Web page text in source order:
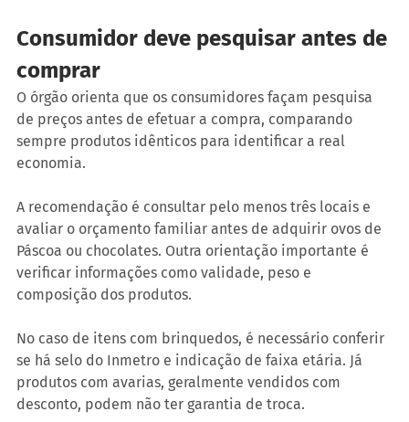
Consumidor deve pesquisar antes de
comprar
O órgão orienta que os consumidores façam pesquisa
de preços antes de efetuar a compra, comparando
sempre produtos idênticos para identificar a real
economia.
A recomendação é consultar pelo menos três locais e
avaliar o orçamento familiar antes de adquirir ovos de
Páscoa ou chocolates. Outra orientação importante é
verificar informações como validade, peso e
composição dos produtos.
No caso de itens com brinquedos, é necessário conferir
se há selo do Inmetro e indicação de faixa etária. Já
produtos com avarias, geralmente vendidos com
desconto, podem não ter garantia de troca.